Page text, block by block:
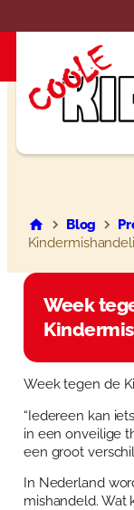
naar
Blog
Webshop
Winkelwagen
Inloggen
Blog
Week
Week tegen de
“Iedereen kan
in een onveilige
een groot
In Nederland
mishandeld. Wat